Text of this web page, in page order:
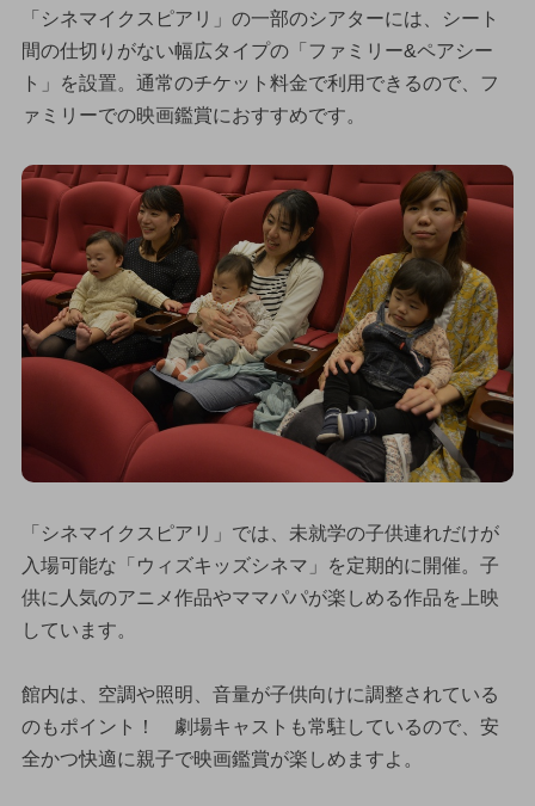
「シネマイクスピアリ」の一部のシアターには、シート
間の仕切りがない幅広タイプの「ファミリー&ペアシー
ト」を設置。通常のチケット料金で利用できるので、フ
ァミリーでの映画鑑賞におすすめです。
「シネマイクスピアリ」では、未就学の子供連れだけが
入場可能な「ウィズキッズシネマ」を定期的に開催。子
供に人気のアニメ作品やママパパが楽しめる作品を上映
しています。
館内は、空調や照明、音量が子供向けに調整されている
のもポイント！ 劇場キャストも常駐しているので、安
全かつ快適に親子で映画鑑賞が楽しめますよ。